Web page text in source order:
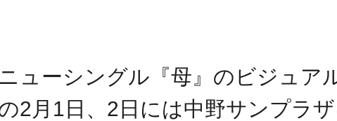
ューシングル『母』のビジュア
2月1日、2日には中野サンプラ